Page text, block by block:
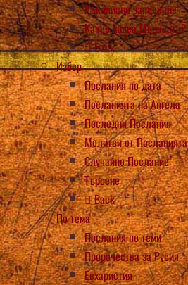
Ръкописно записване
Какво казва Църквата?
Back
Избор
Послания по дата
Посланията на Ангела
Последни Послания
Молитви от Посланията
Случайно Послание
Търсене
Back
По тема
Послания по теми
Пророчества за Русия
Евхаристия